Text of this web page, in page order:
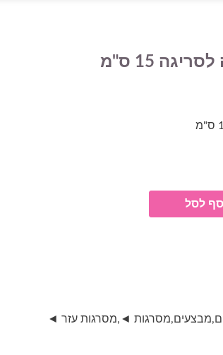
15 ס"מ
לסל
,מבצעים,מסרגות ◄ ,מסרגות עזר ◄